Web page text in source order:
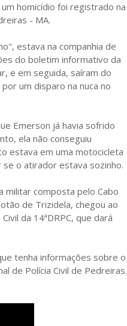
homicídio foi registrado na
- MA.
estava na companhia de
do boletim informativo da
e em seguida, saíram do
um disparo na nuca no
Emerson já havia sofrido
ela não conseguiu
estava em uma motocicleta
o atirador estava sozinho.
militar composta pelo Cabo
de Trizidela, chegou ao
da 14ªDRPC, que dará
tenha informações sobre o
de Polícia Civil de Pedreiras.